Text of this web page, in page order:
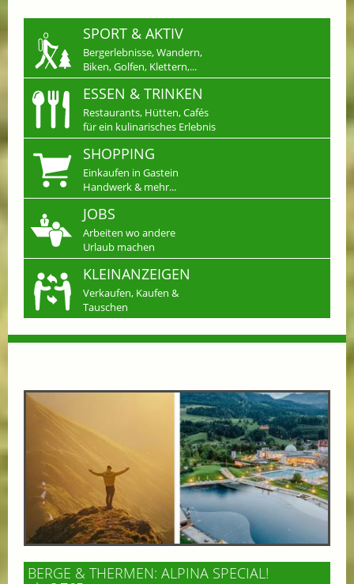
SPORT & AKTIV
Bergerlebnisse, Wandern,
Biken, Golfen, Klettern,...
ESSEN & TRINKEN
Restaurants, Hütten, Cafés
für ein kulinarisches Erlebnis
SHOPPING
Einkaufen in Gastein
Handwerk & mehr...
JOBS
Arbeiten wo andere
Urlaub machen
KLEINANZEIGEN
Verkaufen, Kaufen &
Tauschen
BERGE & THERMEN: ALPINA SPECIAL!